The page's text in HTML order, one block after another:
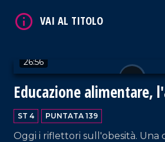
su Pier Paolo Pasolini, a
dell'intellettuale critico.
26:56
Educazione alimentare,
contro le malattie croniche
ST 4 PUNTATA 139
Oggi i riflettori sull'obesità. Una
VAI AL TITOLO